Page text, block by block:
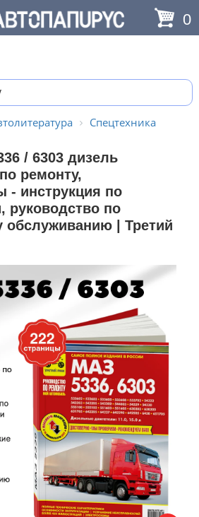
0
Спецтехника
/ 6303 дизель
ремонту,
- инструкция по
руководство по
обслуживанию | Третий